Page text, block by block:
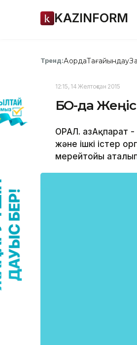
KAZINFORM
Тренд:АқордаТағайындау
12:15, 14 Желтоқсан 2015
БҚО-да
ОРАЛ.
және ішкі істер
мерейтойы аталып